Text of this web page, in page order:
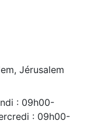
Jérusalem
: 09h00-
: 09h00-